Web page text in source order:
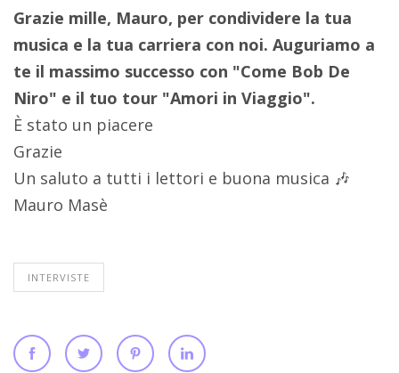
Grazie mille, Mauro, per condividere la tua
musica e la tua carriera con noi. Auguriamo a
te il massimo successo con "Come Bob De
Niro" e il tuo tour "Amori in Viaggio".
È stato un piacere
Grazie
Un saluto a tutti i lettori e buona musica 🎶
Mauro Masè
INTERVISTE